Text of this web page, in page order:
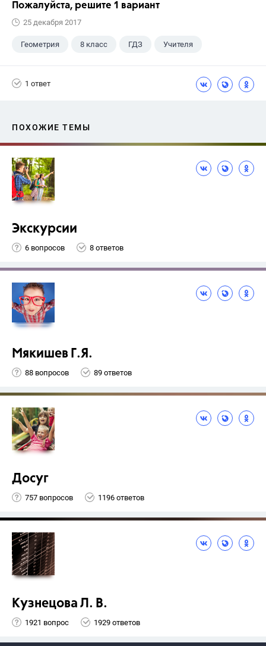
Пожалуйста, решите 1 вариант
25 декабря 2017
Геометрия 8 класс ГДЗ Учителя
1 ответ
ПОХОЖИЕ ТЕМЫ
Экскурсии
6 вопросов 8 ответов
Мякишев Г.Я.
88 вопросов 89 ответов
Досуг
757 вопросов 1196 ответов
Кузнецова Л. В.
1921 вопрос 1929 ответов